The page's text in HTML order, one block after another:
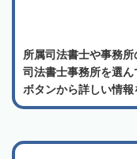
所属司法書士や事務
司法書士事務所を選
ボタンから詳しい情報